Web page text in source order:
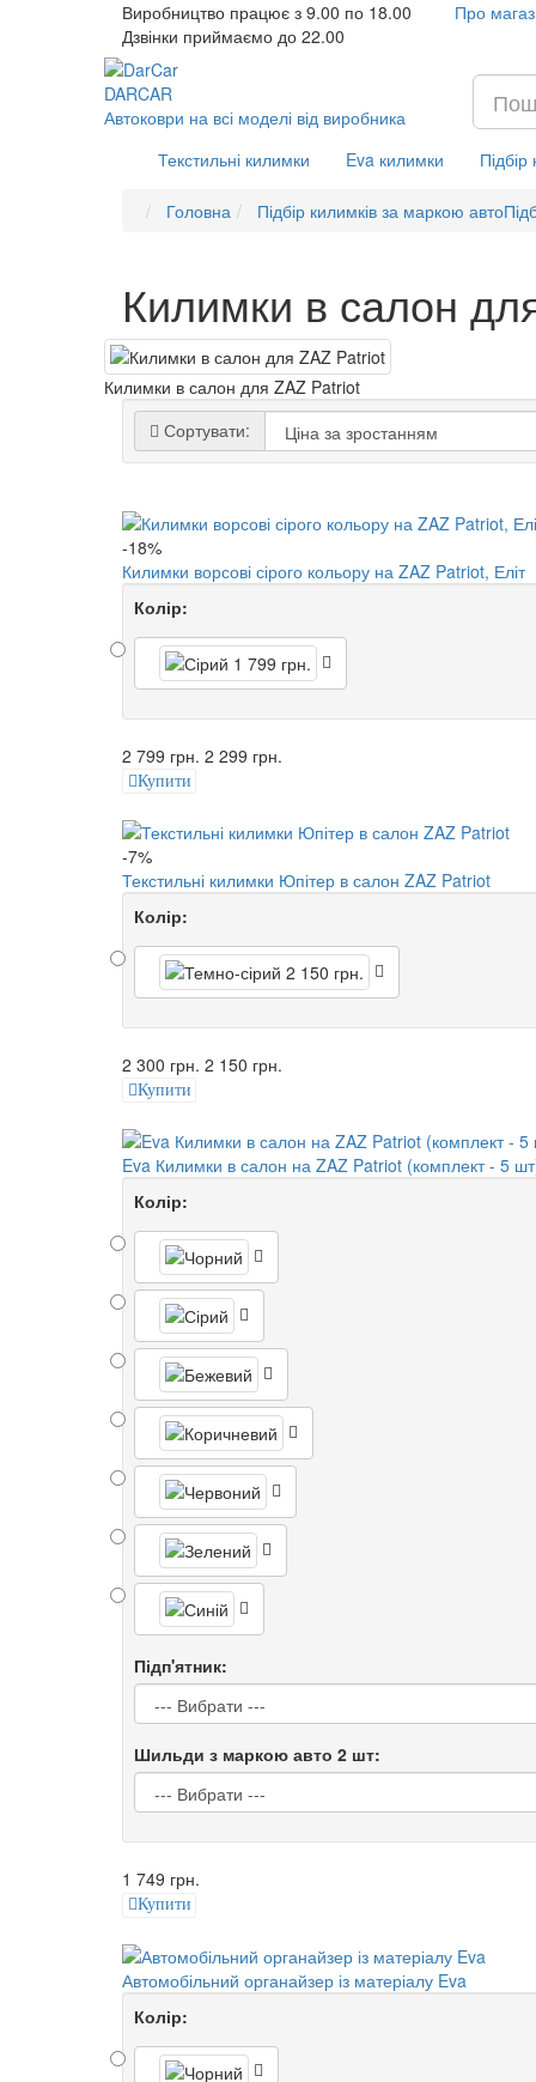
Виробництво працює з 9.00 по 18.00
Дзвінки приймаємо до 22.00
Про
DARCAR
Автоковри на всі моделі від виробника
Текстильні килимки
Eva килимки
Головна Підбір килимків за маркою авто
Килимки в салон
Килимки в салон для ZAZ Patriot
Сортувати:
-18%
Килимки ворсові сірого кольору на ZAZ Patriot, Еліт
Колір:
2 799 грн. 2 299 грн.
Купити
-7%
Текстильні килимки Юпітер в салон ZAZ Patriot
Колір:
2 300 грн. 2 150 грн.
Купити
Eva Килимки в салон на ZAZ Patriot (комплект - 5
Колір:
Підп'ятник:
Шильди з маркою авто 2 шт:
1 749 грн.
Купити
Автомобільний органайзер із матеріалу Eva
Колір: